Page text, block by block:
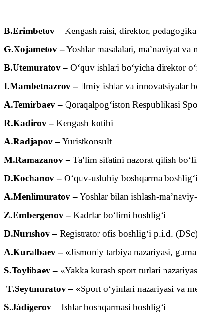
B.Erimbetov – Kengash raisi, direktor,
G.Xojametov –Yoshlar masalalari, ma’naviyat
B.Utemuratov – O‘quv ishlari bo‘yicha direktor
I.Mambetnazrov – Ilmiy ishlar va innovatsiyalar
А.Temirbaev – Qoraqalpog‘iston Respublikasi
R.Kadirov – Kengash kotibi
A.Radjapov –Yuristkonsult
M.Ramazanov – Ta’lim sifatini nazorat qilish
D.Kоchanov – O‘quv-uslubiy boshqarma
A.Menlimuratov –Yoshlar bilan ishlash-
Z.Embergenov – Kadrlar bo‘limi boshlig‘i
D.Nurıshov – Registrator ofis boshlig‘i p.i.d.
A.Kuralbaev – «Jismoniy tarbiya nazariyasi,
S.Toylibaev – «Yakka kurash sport turlari
T.Seytmuratov – «Sport o‘yinlari nazariyasi va
S.Jádigerov– Ishlar boshqarmasi boshlig‘i